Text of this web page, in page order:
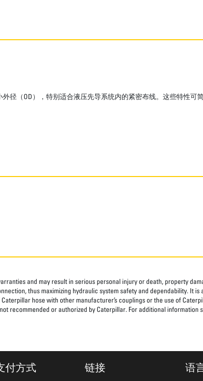
径（OD），特别适合液压先导系统内的紧密布线。这些特性可
and may result in serious personal injury or death, property
thus maximizing hydraulic system safety and dependability. It
hose with other manufacturer’s couplings or the use of
or authorized by Caterpillar. For additional information
付方式 链接 语